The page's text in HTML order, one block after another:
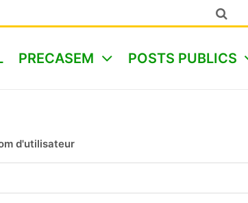
PRECASEM POSTS PUBLICS
d'utilisateur